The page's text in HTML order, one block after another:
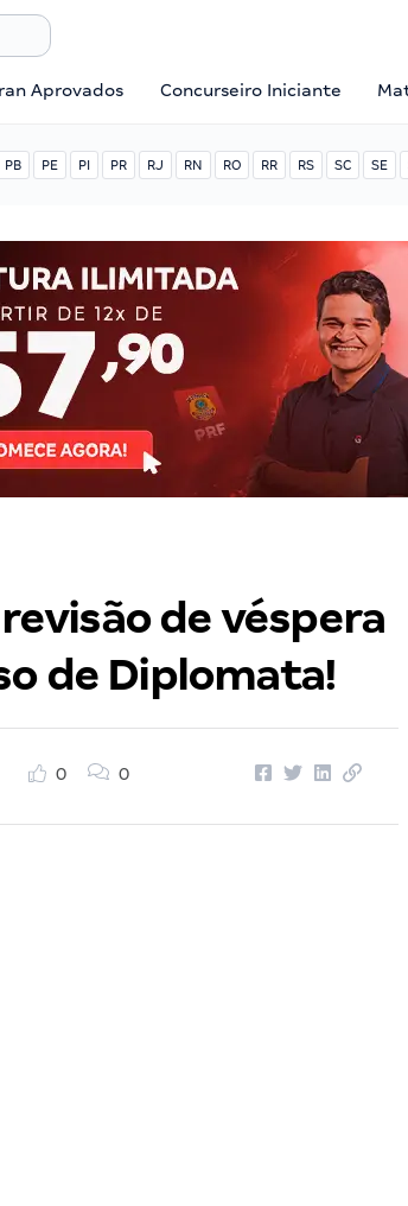
Aprovados Concurseiro Iniciante
PB PE PI PR RJ RN RO RR RS SC SE
revisão de véspera
de Diplomata!
0 0